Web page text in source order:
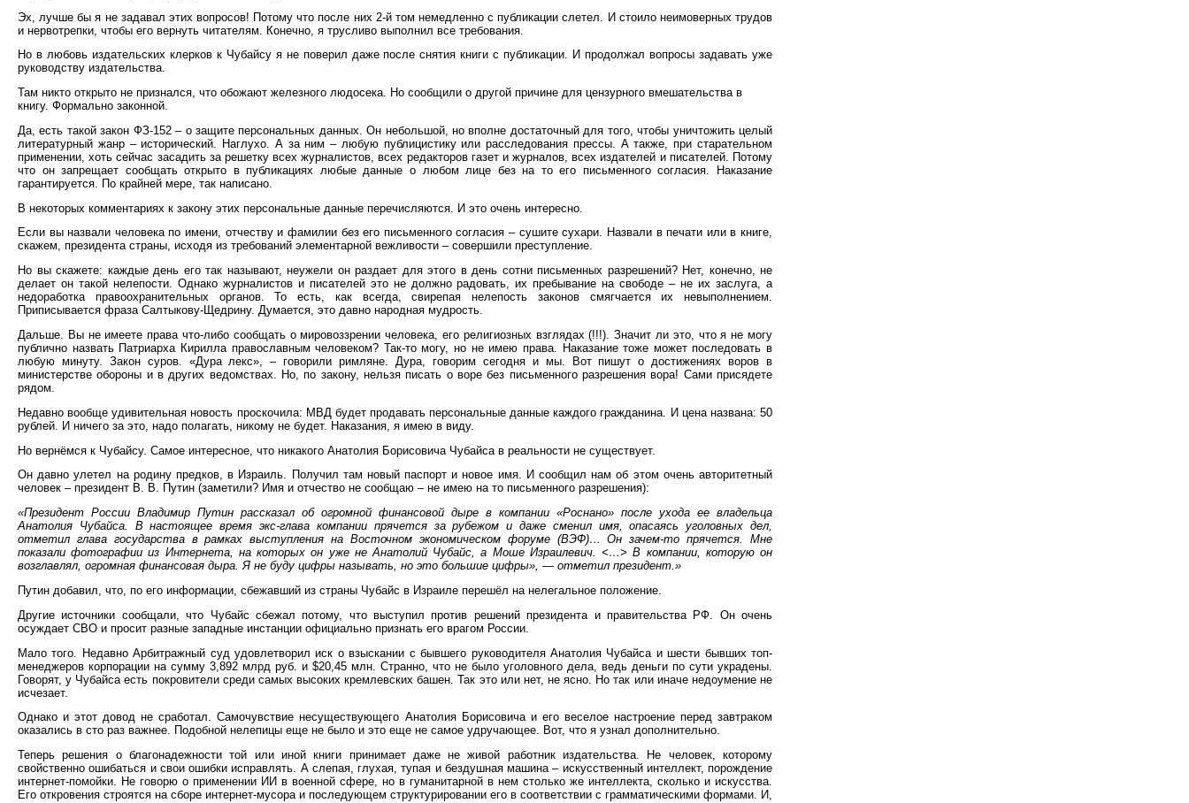
Эх, лучше бы я не задавал этих вопросов! Потому что после них 2-й том немедленно с публикации слетел. И стоило неимоверных трудов
и нервотрепки, чтобы его вернуть читателям. Конечно, я трусливо выполнил все требования.
Но в любовь издательских клерков к Чубайсу я не поверил даже после снятия книги с публикации. И продолжал вопросы задавать уже
руководству издательства.
Там никто открыто не признался, что обожают железного людосека. Но сообщили о другой причине для цензурного вмешательства в
книгу. Формально законной.
Да, есть такой закон ФЗ-152 – о защите персональных данных. Он небольшой, но вполне достаточный для того, чтобы уничтожить целый
литературный жанр – исторический. Наглухо. А за ним – любую публицистику или расследования прессы. А также, при старательном
применении, хоть сейчас засадить за решетку всех журналистов, всех редакторов газет и журналов, всех издателей и писателей. Потому
что он запрещает сообщать открыто в публикациях любые данные о любом лице без на то его письменного согласия. Наказание
гарантируется. По крайней мере, так написано.
В некоторых комментариях к закону этих персональные данные перечисляются. И это очень интересно.
Если вы назвали человека по имени, отчеству и фамилии без его письменного согласия – сушите сухари. Назвали в печати или в книге,
скажем, президента страны, исходя из требований элементарной вежливости – совершили преступление.
Но вы скажете: каждые день его так называют, неужели он раздает для этого в день сотни письменных разрешений? Нет, конечно, не
делает он такой нелепости. Однако журналистов и писателей это не должно радовать, их пребывание на свободе – не их заслуга, а
недоработка правоохранительных органов. То есть, как всегда, свирепая нелепость законов смягчается их невыполнением.
Приписывается фраза Салтыкову-Щедрину. Думается, это давно народная мудрость.
Дальше. Вы не имеете права что-либо сообщать о мировоззрении человека, его религиозных взглядах (!!!). Значит ли это, что я не могу
публично назвать Патриарха Кирилла православным человеком? Так-то могу, но не имею права. Наказание тоже может последовать в
любую минуту. Закон суров. «Дура лекс», – говорили римляне. Дура, говорим сегодня и мы. Вот пишут о достижениях воров в
министерстве обороны и в других ведомствах. Но, по закону, нельзя писать о воре без письменного разрешения вора! Сами присядете
рядом.
Недавно вообще удивительная новость проскочила: МВД будет продавать персональные данные каждого гражданина. И цена названа: 50
рублей. И ничего за это, надо полагать, никому не будет. Наказания, я имею в виду.
Но вернёмся к Чубайсу. Самое интересное, что никакого Анатолия Борисовича Чубайса в реальности не существует.
Он давно улетел на родину предков, в Израиль. Получил там новый паспорт и новое имя. И сообщил нам об этом очень авторитетный
человек – президент В. В. Путин (заметили? Имя и отчество не сообщаю – не имею на то письменного разрешения):
«Президент России Владимир Путин рассказал об огромной финансовой дыре в компании «Роснано» после ухода ее владельца
Анатолия Чубайса. В настоящее время экс-глава компании прячется за рубежом и даже сменил имя, опасаясь уголовных дел,
отметил глава государства в рамках выступления на Восточном экономическом форуме (ВЭФ)… Он зачем-то прячется. Мне
показали фотографии из Интернета, на которых он уже не Анатолий Чубайс, а Моше Израилевич. <…> В компании, которую он
возглавлял, огромная финансовая дыра. Я не буду цифры называть, но это большие цифры», — отметил президент.»
Путин добавил, что, по его информации, сбежавший из страны Чубайс в Израиле перешёл на нелегальное положение.
Другие источники сообщали, что Чубайс сбежал потому, что выступил против решений президента и правительства РФ. Он очень
осуждает СВО и просит разные западные инстанции официально признать его врагом России.
Мало того. Недавно Арбитражный суд удовлетворил иск о взыскании с бывшего руководителя Анатолия Чубайса и шести бывших топ-
менеджеров корпорации на сумму 3,892 млрд руб. и $20,45 млн. Странно, что не было уголовного дела, ведь деньги по сути украдены.
Говорят, у Чубайса есть покровители среди самых высоких кремлевских башен. Так это или нет, не ясно. Но так или иначе недоумение не
исчезает.
Однако и этот довод не сработал. Самочувствие несуществующего Анатолия Борисовича и его веселое настроение перед завтраком
оказались в сто раз важнее. Подобной нелепицы еще не было и это еще не самое удручающее. Вот, что я узнал дополнительно.
Теперь решения о благонадежности той или иной книги принимает даже не живой работник издательства. Не человек, которому
свойственно ошибаться и свои ошибки исправлять. А слепая, глухая, тупая и бездушная машина – искусственный интеллект, порождение
интернет-помойки. Не говорю о применении ИИ в военной сфере, но в гуманитарной в нем столько же интеллекта, сколько и искусства.
Его откровения строятся на сборе интернет-мусора и последующем структурировании его в соответствии с грамматическими формами. И,